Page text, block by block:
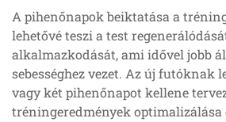
A pihenőnapok beiktatása a
lehetővé teszi a test
alkalmazkodását, ami idővel jobb
sebességhez vezet. Az új futóknak
vagy két pihenőnapot kellene
tréningeredmények optimalizálása